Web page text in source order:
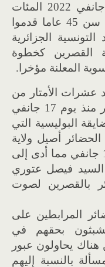
المشروعة اتجه يوم الإثنين 17 جانفي 2022 المئات
من عمال الحضائر ممن تجاوزوا سن 45 عاما قدموا
الجزائرية
القصرين كخطوة
المعلنة مؤخرا.
عشرات الأمتار من
الحدود حيث تم منعهم من العبور منذ يوم 17 جانفي
البوليسية التي
أصيل ولاية
قبلي بسيارة أمنية يوم الثلاثاء 18 جانفي مما أدى إلى
فيصل عتوري
بالقصرين لصوت
المرابطين على
بحقهم في
يحاولون عبور
بالنسبة إليهم